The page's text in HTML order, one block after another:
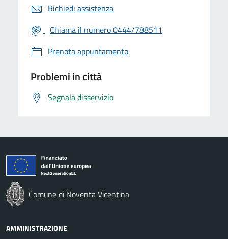
Richiedi assistenza
Chiama il numero 0444/788511
Prenota appuntamento
Problemi in città
Segnala disservizio
Comune di Noventa Vicentina
AMMINISTRAZIONE